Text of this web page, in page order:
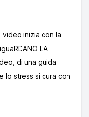
inizia con la
LA
di una guida
lo stress si cura con